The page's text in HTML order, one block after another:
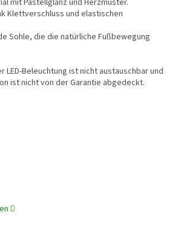
mit Pastellglanz und Herzmuster.
Klettverschluss und elastischen
Sohle, die die natürliche Fußbewegung
LED-Beleuchtung ist nicht austauschbar und
ist nicht von der Garantie abgedeckt.